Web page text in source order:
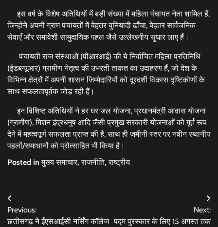
इस वर्ष के विशेष अतिथियों में बड़ी संख्या में महिला पंचायत नेता शामिल हैं,
जिन्होंने अपनी ग्राम पंचायतों में बेहतर बुनियादी ढाँचा, बेहतर सार्वजनिक
सेवाएँ और समावेशी सामुदायिक पहल जैसे उल्लेखनीय सुधार लाए हैं।
पंचायती राज संस्थाओं (पीआरआई) की ये निर्वाचित महिला प्रतिनिधि
(ईडब्ल्यूआर) ग्रामीण नेतृत्व की उभरती ताकत का उदाहरण हैं, जो देश के
विभिन्न क्षेत्रों में अपनी शासन जिम्मेदारियों को दूरदर्शी विकास दृष्टिकोणों के
साथ सफलतापूर्वक जोड़ रही हैं।
इन विशिष्ट अतिथियों ने हर घर जल योजना, प्रधानमंत्री आवास योजना
(ग्रामीण), मिशन इंद्रधनुष आदि जैसी प्रमुख सरकारी योजनाओं को मूर्त रूप
देने में महत्वपूर्ण सफलता प्राप्त की है, साथ ही जमीनी स्तर पर नवीन स्थानीय
पहलों/समाधानों को प्रोत्साहित भी किया है।
Posted inमुख्य समाचार,राजनीति,राष्ट्रीय
Post
navigation
Previous:
छत्तीसगढ़ ने ईएसआईसी नर्सिंग कॉलेज
Next:
पद्म पुरस्कार के लिए 15 अगस्त तक